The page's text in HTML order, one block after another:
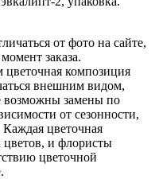
от фото на сайте,
заказа.
цветочная композиция
внешним видом,
возможны замены по
от сезонности,
цветочная
цветов, и флористы
цветочной